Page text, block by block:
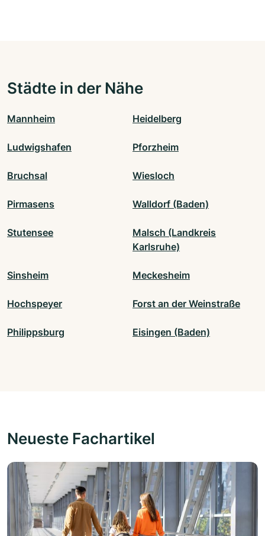
Städte in der Nähe
Mannheim Heidelberg
Ludwigshafen Pforzheim
Bruchsal Wiesloch
Pirmasens Walldorf (Baden)
Stutensee
Malsch (Landkreis
Karlsruhe)
Sinsheim Meckesheim
Hochspeyer Forst an der Weinstraße
Philippsburg Eisingen (Baden)
Neueste Fachartikel